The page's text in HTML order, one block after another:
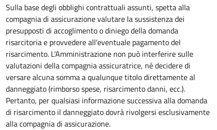
Sulla base degli obblighi contrattuali assunti, spetta alla
compagnia di assicurazione valutare la sussistenza dei
presupposti di accoglimento o diniego della domanda
risarcitoria e provvedere all'eventuale pagamento del
risarcimento. L'Amministrazione non può interferire sulle
valutazioni della compagnia assicuratrice, né decidere di
versare alcuna somma a qualunque titolo direttamente al
danneggiato (rimborso spese, risarcimento danni, ecc.).
Pertanto, per qualsiasi informazione successiva alla domanda
di risarcimento il danneggiato dovrà rivolgersi esclusivamente
alla compagnia di assicurazione.